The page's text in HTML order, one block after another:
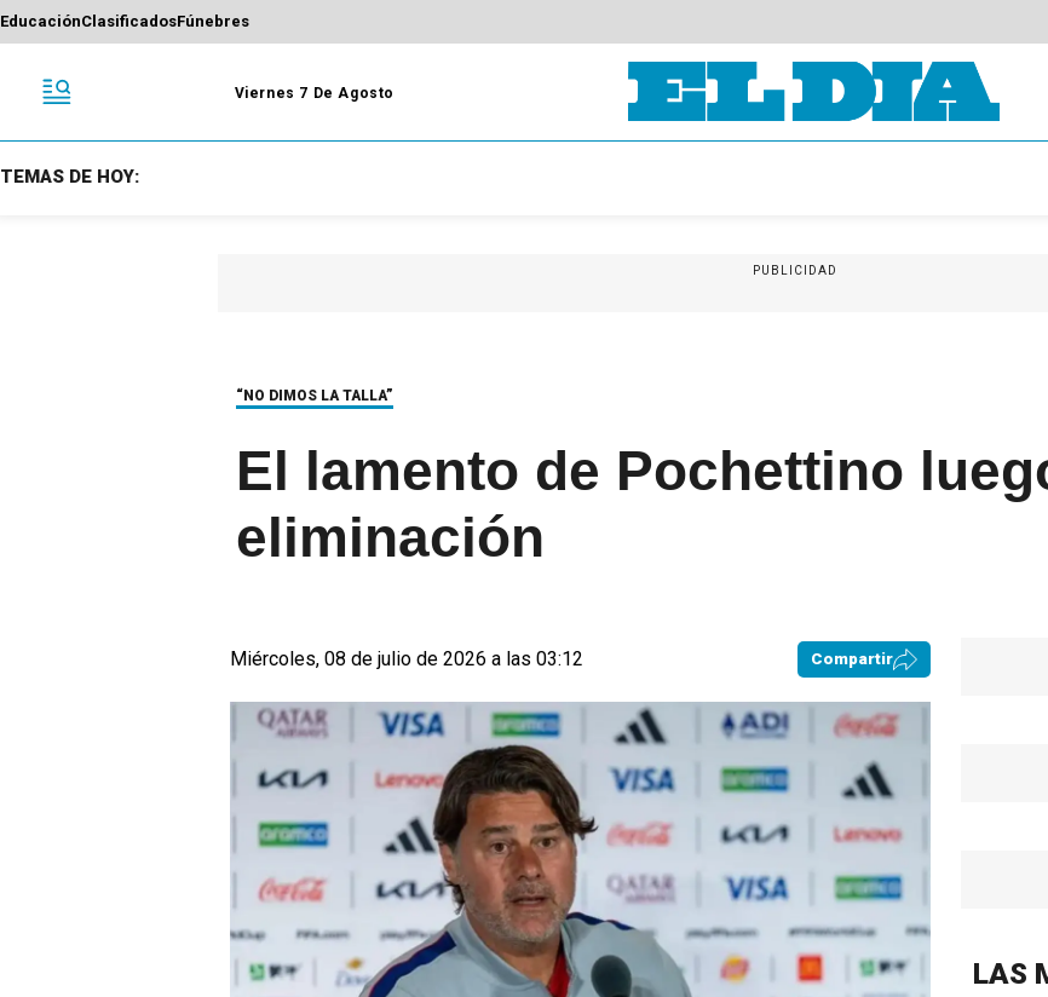
EducaciónClasificadosFúnebres
Viernes 7 De Agosto
TEMAS DE HOY:
PUBLICIDAD
“NO DIMOS LA TALLA”
El lamento de Pochettino
eliminación
Miércoles, 08 de julio de 2026 a las 03:12 Compartir
LAS